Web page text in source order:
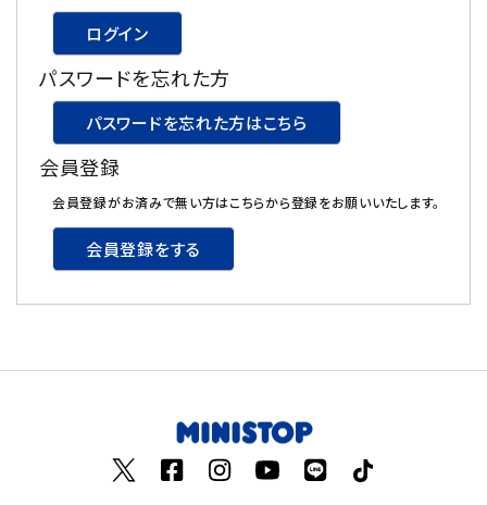
お菓子
酒類
日用品
ギフト
ログイン
パスワードを忘れた方
パスワードを忘れた方はこちら
会員登録
会員登録がお済みで無い方はこちらから登録をお願いいたします。
会員登録をする